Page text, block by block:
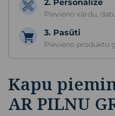
2. Personalizē
Pievieno vārdu,
3. Pasūti
Pievieno produktu
Kapu
AR PILNU